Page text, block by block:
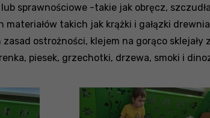
sprawnościowe -takie jak obręcz,
takich jak krążki i gałązki
ostrożności, klejem na gorąco sklejały
piesek, grzechotki, drzewa, smoki i